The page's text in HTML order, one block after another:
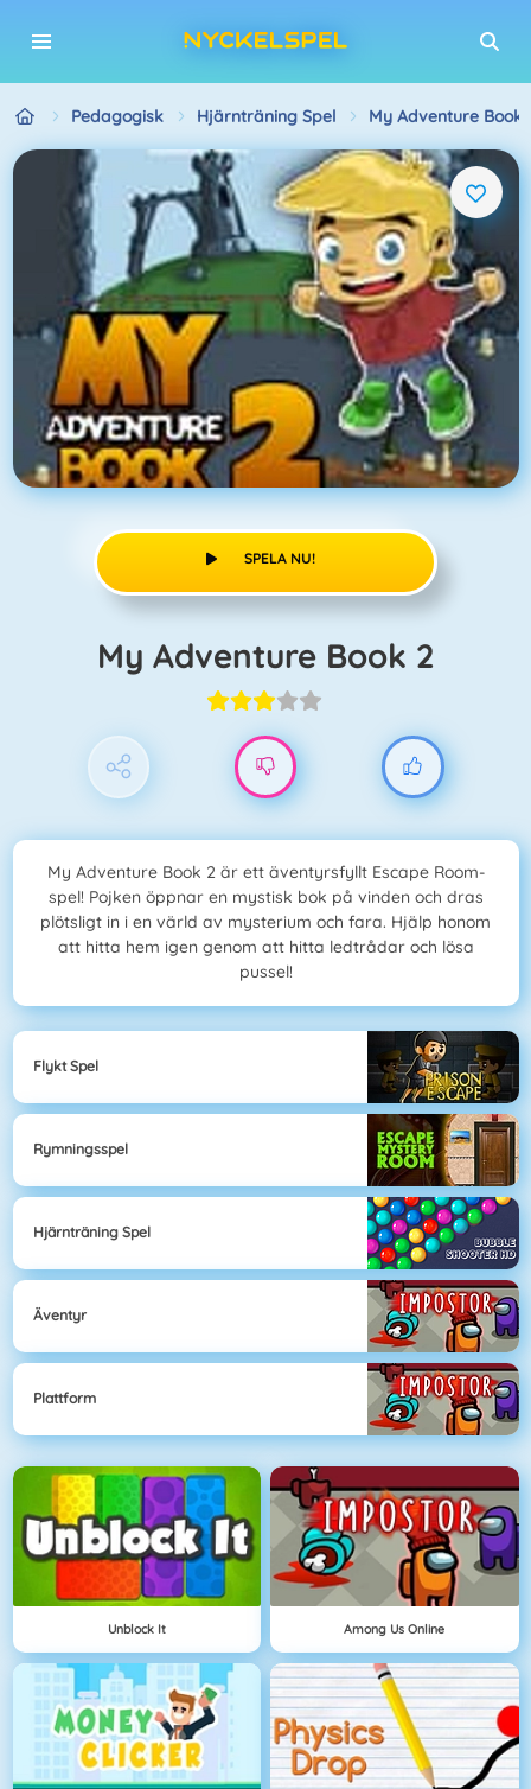
Pedagogisk Hjärnträning Spel My Adventure Book
SPELA NU!
My Adventure Book 2
My Adventure Book 2 är ett äventyrsfyllt Escape Room-
spel! Pojken öppnar en mystisk bok på vinden och dras
plötsligt in i en värld av mysterium och fara. Hjälp honom
att hitta hem igen genom att hitta ledtrådar och lösa
pussel!
Flykt Spel
Rymningsspel
Hjärnträning Spel
Äventyr
Plattform
Unblock It Among Us Online